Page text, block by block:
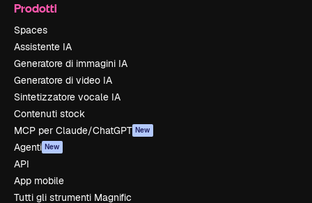
Prodotti
Spaces
Assistente IA
Generatore di immagini IA
Generatore di video IA
Sintetizzatore vocale IA
Contenuti stock
MCP per Claude/ChatGPT New
Agenti New
API
App mobile
Tutti gli strumenti Magnific